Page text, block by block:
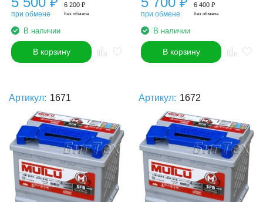
при обмене
6 200 ₽
без обмена
В наличии
В корзину
при обмене
6 400 ₽
без обмена
В наличии
В корзину
Артикул: 1671 Артикул: 1672